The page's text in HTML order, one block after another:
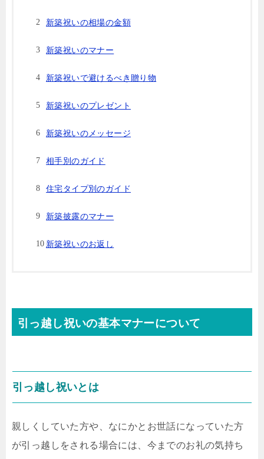
新築祝いの相場の金額
新築祝いのマナー
新築祝いで避けるべき贈り物
新築祝いのプレゼント
新築祝いのメッセージ
相手別のガイド
住宅タイプ別のガイド
新築披露のマナー
新築祝いのお返し
引っ越し祝いの基本マナーについて
引っ越し祝いとは
親しくしていた方や、なにかとお世話になっていた方
が引っ越しをされる場合には、今までのお礼の気持ち